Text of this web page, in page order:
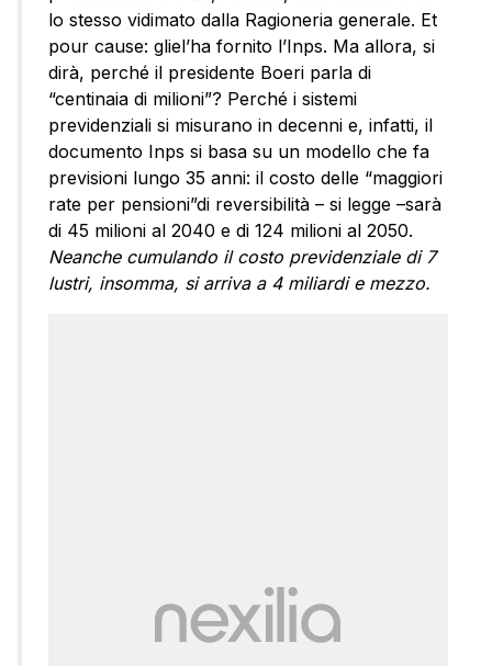
lo stesso vidimato dalla Ragioneria generale. Et
pour cause: gliel’ha fornito l’Inps. Ma allora, si
dirà, perché il presidente Boeri parla di
“centinaia di milioni”? Perché i sistemi
previdenziali si misurano in decenni e, infatti, il
documento Inps si basa su un modello che fa
previsioni lungo 35 anni: il costo delle “maggiori
rate per pensioni”di reversibilità – si legge –sarà
di 45 milioni al 2040 e di 124 milioni al 2050.
Neanche cumulando il costo previdenziale di 7
lustri, insomma, si arriva a 4 miliardi e mezzo.